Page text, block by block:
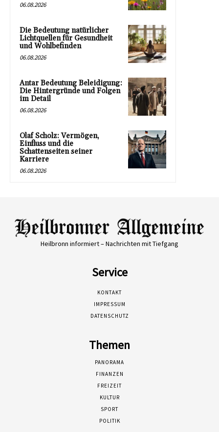
06.08.2026
Die Bedeutung natürlicher
Lichtquellen für Gesundheit
und Wohlbefinden
06.08.2026
Antar Bedeutung Beleidigung:
Die Hintergründe und Folgen
im Detail
06.08.2026
Olaf Scholz: Vermögen,
Einfluss und die
Schattenseiten seiner
Karriere
06.08.2026
Heilbronn informiert – Nachrichten mit Tiefgang
Service
KONTAKT
IMPRESSUM
DATENSCHUTZ
Themen
PANORAMA
FINANZEN
FREIZEIT
KULTUR
SPORT
POLITIK